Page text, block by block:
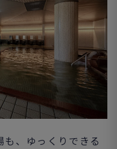
、ゆっくりできる